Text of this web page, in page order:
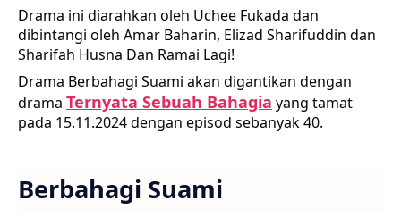
Drama ini diarahkan oleh Uchee Fukada dan
dibintangi oleh Amar Baharin, Elizad Sharifuddin dan
Sharifah Husna Dan Ramai Lagi!
Drama Berbahagi Suami akan digantikan dengan
drama Ternyata Sebuah Bahagia yang tamat
pada 15.11.2024 dengan episod sebanyak 40.
Berbahagi Suami